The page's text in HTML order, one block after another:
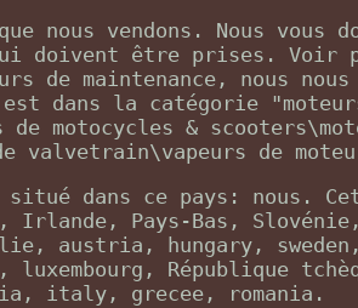
vendons. Nous vous
doivent être prises. Voir
de maintenance, nous nous
dans la catégorie
motocycles &
valvetrain\vapeurs de
dans ce pays: nous.
Irlande, Pays-Bas,
austria, hungary,
République
italy, grecee, romania.